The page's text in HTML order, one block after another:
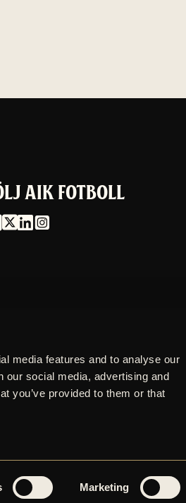
media features and to analyse our
our social media, advertising and
you’ve provided to them or that
Marketing
AIK FOTBOLL
COOKIES